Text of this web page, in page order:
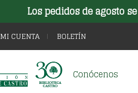
Los pedidos de agosto
MI CUENTA BOLETÍN
Conócenos